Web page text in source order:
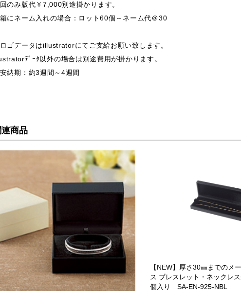
のみ版代￥7,000別途掛かります。
にネーム入れの場合：ロット60個～ネーム代＠30
ゴデータはillustratorにてご支給お願い致します。
ﾃﾞｰﾀ以外の場合は別途費用が掛かります。
納期：約3週間～4週間
連商品
【NEW】厚さ30㎜までのメ
ス ブレスレット・ネックレ
個入り SA-EN-925-NBL